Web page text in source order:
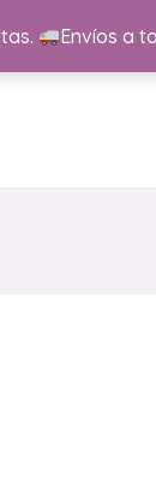
Envíos a